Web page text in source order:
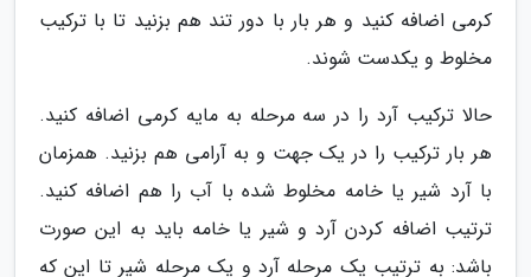
کرمی اضافه کنید و هر بار با دور تند هم بزنید تا با ترکیب
مخلوط و یکدست شوند.
حالا ترکیب آرد را در سه مرحله به مایه کرمی اضافه کنید.
هر بار ترکیب را در یک جهت و به آرامی هم بزنید. همزمان
با آرد شیر یا خامه مخلوط شده با آب را هم اضافه کنید.
ترتیب اضافه کردن آرد و شیر یا خامه باید به این صورت
باشد: به ترتیب یک مرحله آرد و یک مرحله شیر تا این که